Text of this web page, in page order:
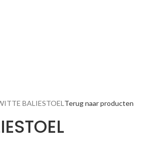
BALIESTOEL Terug naar producten